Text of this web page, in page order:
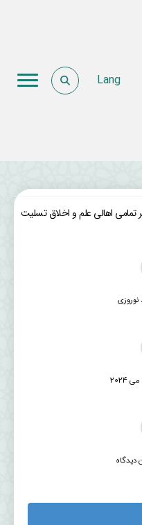
Lang
تمامی اهالی علم و اخلاق تسلیت
دیدگاه